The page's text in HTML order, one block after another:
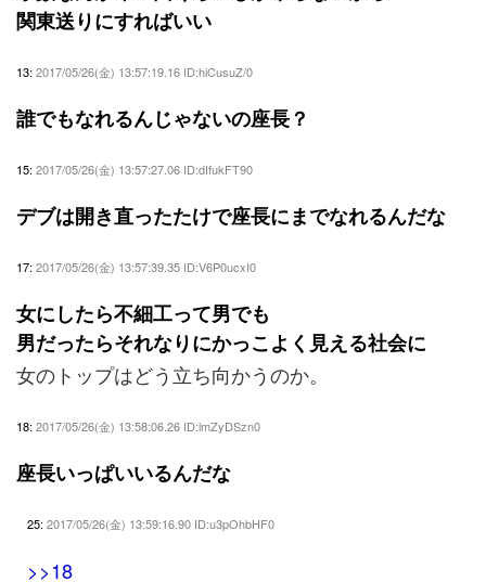
関東送りにすればいい
13: 2017/05/26(金) 13:57:19.16 ID:hiCusuZ/0
誰でもなれるんじゃないの座長？
15: 2017/05/26(金) 13:57:27.06 ID:dIfukFT90
デブは開き直ったたけで座長にまでなれるんだな
17: 2017/05/26(金) 13:57:39.35 ID:V6P0ucxI0
女にしたら不細工って男でも
男だったらそれなりにかっこよく見える社会に
女のトップはどう立ち向かうのか。
18: 2017/05/26(金) 13:58:06.26 ID:lmZyDSzn0
座長いっぱいいるんだな
25: 2017/05/26(金) 13:59:16.90 ID:u3pOhbHF0
>>18